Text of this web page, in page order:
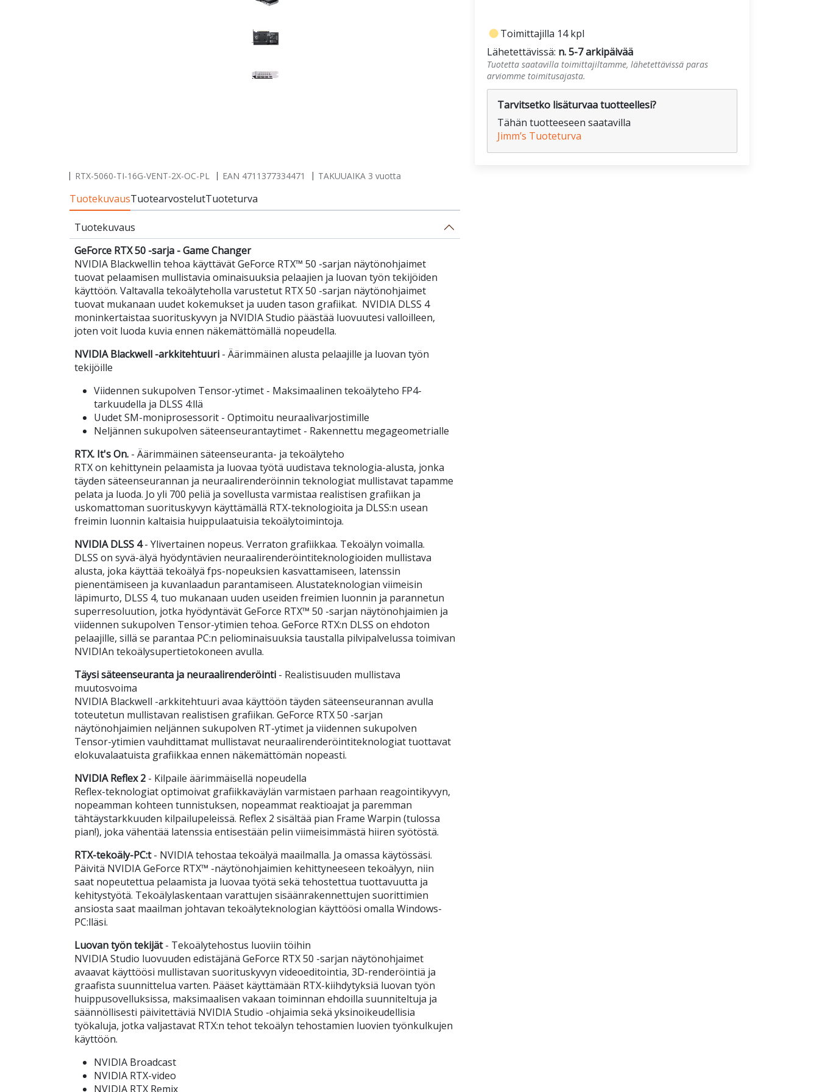
fiber_manual_recordToimittajilla 14 kpl
Lähetettävissä: n. 5-7 arkipäivää
Tuotetta saatavilla toimittajiltamme, lähetettävissä paras
arviomme toimitusajasta.
Tarvitsetko lisäturvaa tuotteellesi?
Tähän tuotteeseen saatavilla
Jimm’s Tuoteturva
RTX-5060-TI-16G-VENT-2X-OC-PL EAN 4711377334471 TAKUUAIKA 3 vuotta
TuotekuvausTuotearvostelutTuoteturva
Tuotekuvaus
GeForce RTX 50 -sarja - Game Changer
NVIDIA Blackwellin tehoa käyttävät GeForce RTX™ 50 -sarjan näytönohjaimet
tuovat pelaamisen mullistavia ominaisuuksia pelaajien ja luovan työn tekijöiden
käyttöön. Valtavalla tekoälyteholla varustetut RTX 50 -sarjan näytönohjaimet
tuovat mukanaan uudet kokemukset ja uuden tason grafiikat. NVIDIA DLSS 4
moninkertaistaa suorituskyvyn ja NVIDIA Studio päästää luovuutesi valloilleen,
joten voit luoda kuvia ennen näkemättömällä nopeudella.
NVIDIA Blackwell -arkkitehtuuri - Äärimmäinen alusta pelaajille ja luovan työn
tekijöille
Viidennen sukupolven Tensor-ytimet - Maksimaalinen tekoälyteho FP4-
tarkuudella ja DLSS 4:llä
Uudet SM-moniprosessorit - Optimoitu neuraalivarjostimille
Neljännen sukupolven säteenseurantaytimet - Rakennettu megageometrialle
RTX. It's On. - Äärimmäinen säteenseuranta- ja tekoälyteho
RTX on kehittynein pelaamista ja luovaa työtä uudistava teknologia-alusta, jonka
täyden säteenseurannan ja neuraalirenderöinnin teknologiat mullistavat tapamme
pelata ja luoda. Jo yli 700 peliä ja sovellusta varmistaa realistisen grafiikan ja
uskomattoman suorituskyvyn käyttämällä RTX-teknologioita ja DLSS:n usean
freimin luonnin kaltaisia huippulaatuisia tekoälytoimintoja.
NVIDIA DLSS 4- Ylivertainen nopeus. Verraton grafiikkaa. Tekoälyn voimalla.
DLSS on syvä-älyä hyödyntävien neuraalirenderöintiteknologioiden mullistava
alusta, joka käyttää tekoälyä fps-nopeuksien kasvattamiseen, latenssin
pienentämiseen ja kuvanlaadun parantamiseen. ‌Alustateknologian viimeisin
läpimurto, DLSS 4, tuo mukanaan uuden useiden freimien luonnin ja parannetun
superresoluution, jotka hyödyntävät GeForce RTX™ 50 -sarjan näytönohjaimien ja
viidennen sukupolven Tensor-ytimien tehoa. GeForce RTX:n DLSS on ehdoton
pelaajille, sillä se parantaa PC:n peliominaisuuksia taustalla pilvipalvelussa toimivan
NVIDIAn tekoälysupertietokoneen avulla.
Täysi säteenseuranta ja neuraalirenderöinti - Realistisuuden mullistava
muutosvoima
NVIDIA Blackwell -arkkitehtuuri avaa käyttöön täyden säteenseurannan avulla
toteutetun mullistavan realistisen grafiikan. GeForce RTX 50 -sarjan
näytönohjaimien neljännen sukupolven RT-ytimet ja viidennen sukupolven
Tensor-ytimien vauhdittamat mullistavat neuraalirenderöintiteknologiat tuottavat
elokuvalaatuista grafiikkaa ennen näkemättömän nopeasti.
NVIDIA Reflex 2 - Kilpaile äärimmäisellä nopeudella
Reflex-teknologiat optimoivat grafiikkaväylän varmistaen parhaan reagointikyvyn,
nopeamman kohteen tunnistuksen, nopeammat reaktioajat ja paremman
tähtäystarkkuuden kilpailupeleissä. Reflex 2 sisältää pian Frame Warpin (tulossa
pian!), joka vähentää latenssia entisestään pelin viimeisimmästä hiiren syötöstä.
RTX-tekoäly-PC:t- NVIDIA tehostaa tekoälyä maailmalla. Ja omassa käytössäsi.
Päivitä NVIDIA GeForce RTX™ -näytönohjaimien kehittyneeseen tekoälyyn, niin
saat nopeutettua pelaamista ja luovaa työtä sekä tehostettua tuottavuutta ja
kehitystyötä. Tekoälylaskentaan varattujen sisäänrakennettujen suorittimien
ansiosta saat maailman johtavan tekoälyteknologian käyttöösi omalla Windows-
PC:lläsi.
Luovan työn tekijät- Tekoälytehostus luoviin töihin
NVIDIA Studio luovuuden edistäjänä GeForce RTX 50 -sarjan näytönohjaimet
avaavat käyttöösi mullistavan suorituskyvyn videoeditointia, 3D-renderöintiä ja
graafista suunnittelua varten. Pääset käyttämään RTX-kiihdytyksiä luovan työn
huippusovelluksissa, maksimaalisen vakaan toiminnan ehdoilla suunniteltuja ja
säännöllisesti päivitettäviä NVIDIA Studio -ohjaimia sekä yksinoikeudellisia
työkaluja, jotka valjastavat RTX:n tehot tekoälyn tehostamien luovien työnkulkujen
käyttöön.
NVIDIA Broadcast
NVIDIA RTX-video
NVIDIA RTX Remix